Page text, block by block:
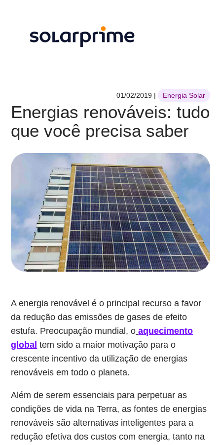
Energias renováveis: tudo
que você precisa saber
01/02/2019 | Energia Solar
A energia renovável é o principal recurso a favor
da redução das emissões de gases de efeito
estufa. Preocupação mundial, o aquecimento
global tem sido a maior motivação para o
crescente incentivo da utilização de energias
renováveis em todo o planeta.
Além de serem essenciais para perpetuar as
condições de vida na Terra, as fontes de energias
renováveis são alternativas inteligentes para a
redução efetiva dos custos com energia, tanto na